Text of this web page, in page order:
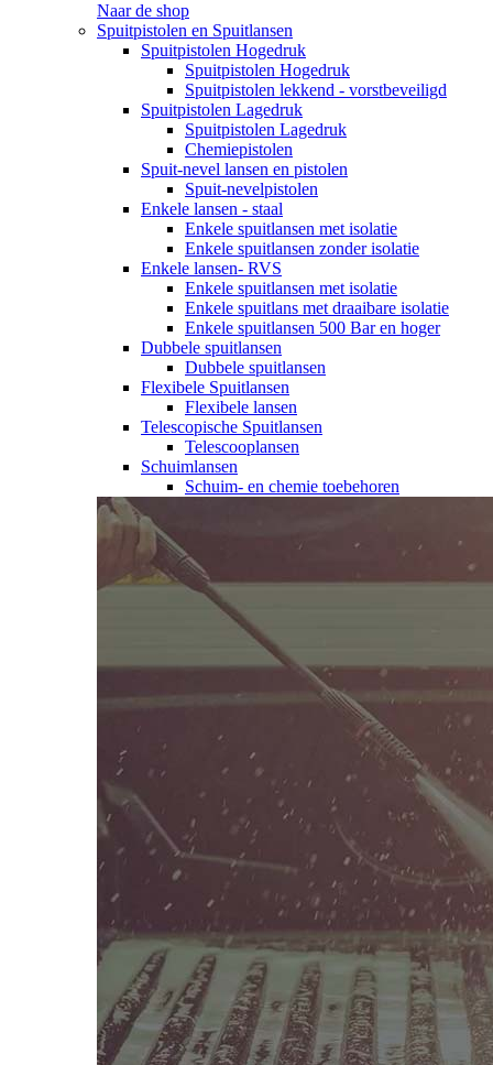
Naar de shop
Spuitpistolen en Spuitlansen
Spuitpistolen Hogedruk
Spuitpistolen Hogedruk
Spuitpistolen lekkend - vorstbeveiligd
Spuitpistolen Lagedruk
Spuitpistolen Lagedruk
Chemiepistolen
Spuit-nevel lansen en pistolen
Spuit-nevelpistolen
Enkele lansen - staal
Enkele spuitlansen met isolatie
Enkele spuitlansen zonder isolatie
Enkele lansen- RVS
Enkele spuitlansen met isolatie
Enkele spuitlans met draaibare isolatie
Enkele spuitlansen 500 Bar en hoger
Dubbele spuitlansen
Dubbele spuitlansen
Flexibele Spuitlansen
Flexibele lansen
Telescopische Spuitlansen
Telescooplansen
Schuimlansen
Schuim- en chemie toebehoren